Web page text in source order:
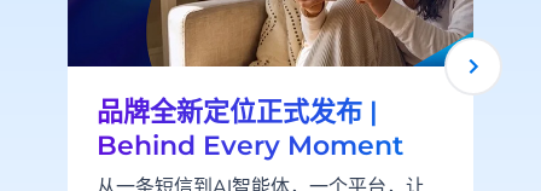
品牌全新定位正式发布 |
Behind Every Moment